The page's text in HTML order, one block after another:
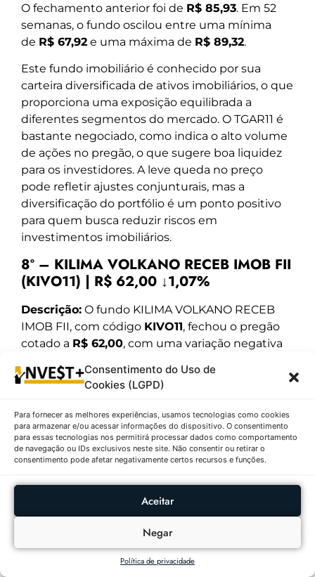
Consentimento do Uso de
Cookies (LGPD)
Para fornecer as melhores experiências, usamos tecnologias como cookies
para armazenar e/ou acessar informações do dispositivo. O consentimento
para essas tecnologias nos permitirá processar dados como comportamento
de navegação ou IDs exclusivos neste site. Não consentir ou retirar o
consentimento pode afetar negativamente certos recursos e funções.
Aceitar
Negar
Política de privacidade
O fechamento anterior foi de R$ 85,93. Em 52
semanas, o fundo oscilou entre uma mínima
de R$ 67,92 e uma máxima de R$ 89,32.
Este fundo imobiliário é conhecido por sua
carteira diversificada de ativos imobiliários, o que
proporciona uma exposição equilibrada a
diferentes segmentos do mercado. O TGAR11 é
bastante negociado, como indica o alto volume
de ações no pregão, o que sugere boa liquidez
para os investidores. A leve queda no preço
pode refletir ajustes conjunturais, mas a
diversificação do portfólio é um ponto positivo
para quem busca reduzir riscos em
investimentos imobiliários.
8º – KILIMA VOLKANO RECEB IMOB FII
(KIVO11) | R$ 62,00 ↓1,07%
Descrição: O fundo KILIMA VOLKANO RECEB
IMOB FII, com código KIVO11, fechou o pregão
cotado a R$ 62,00, com uma variação negativa
0,67. O preço mínimo do dia foi de
máximo foi de
R$ 62,67
. O volume negociado foi
de 8.602 ações, movimentando
aproximadamenteR$ 533.324,00. O
fechamento anterior foi deR$ 62,67. Em 52
semanas, o fundo oscilou entreR$ 46,52eR$
Este fundo imobiliário é focado em recebíveis
em operações do setor imobiliário. O KIVO11
oferece aos investidores uma alternativa de